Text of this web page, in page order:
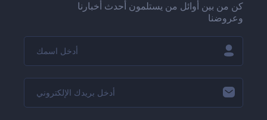
كن من بين أوائل من يستلمون أحدث أخبارنا
وعروضنا